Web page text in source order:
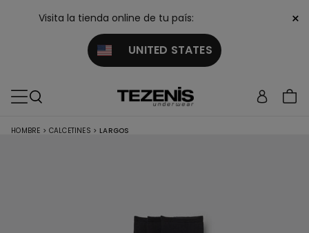
Visita la tienda online de tu país:
UNITED STATES
×
HOMBRE > CALCETINES > LARGOS